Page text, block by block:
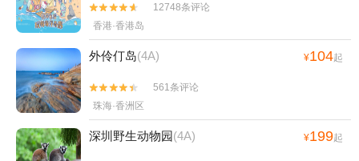


12748条评论
香港·香港岛
外伶仃岛(4A) ¥104起


561条评论
珠海·香洲区
深圳野生动物园(4A) ¥199起